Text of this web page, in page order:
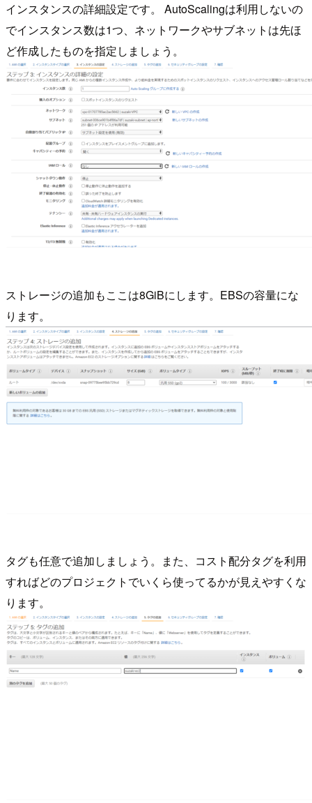
インスタンスの詳細設定です。 AutoScalingは利用しないの
でインスタンス数は1つ、ネットワークやサブネットは先ほ
ど作成したものを指定しましょう。
ストレージの追加もここは8GiBにします。EBSの容量にな
ります。
タグも任意で追加しましょう。また、コスト配分タグを利用
すればどのプロジェクトでいくら使ってるかが見えやすくな
ります。